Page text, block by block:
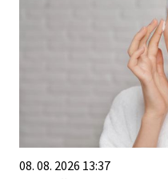
08. 08. 2026 13:37